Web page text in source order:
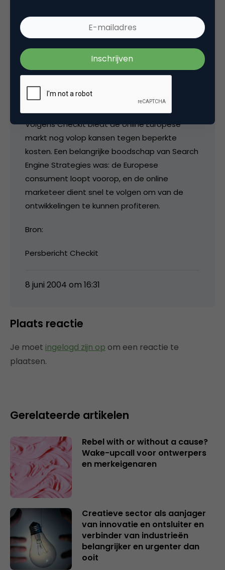
Denk hierbij aan een specifiek domein voor
Engeland (www.bedrijf.co.uk) en lokale hosting
van de bijbehorende website. Lokale hosting
gaat vergezeld van een lokaal IP-adres, wat
een van de criteria is waarmee zoekmachines
bepalen of zij met een Engelse website te
maken hebben.
Volgens Checkit biedt de online Europese
markt nog volop kansen tegen beperkte
kosten. Een belangrijke boodschap van Search
Engine Strategies was: de Europese
consument loopt voorop, en de online
marketeer dient snel te volgen om van de
ontwikkelingen te kunnen profiteren.
Bron:
Persbericht Checkit
8 juni 2004 om 16:31
Plaats reactie
Je moet ingelogd zijn op om een reactie te
plaatsen.
Gerelateerde artikelen
Rebel with or without a cause?
Wake-upcall voor ontwerpers
en merkeigenaren
Creatieve sector als aanjager
van innovatie en ontsluiter en
verbinder van industrieën
belangrijker en urgenter dan
ooit